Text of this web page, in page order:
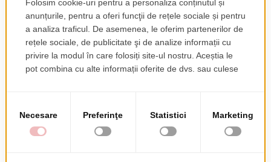
Câteva sfaturi practice atunci când alegi mobilierul:
● Investește în piese multifuncționale, care îți oferă mai
multe întrebuințări.
● Pune accent pe rezistență și durabilitate, pentru că
Frumusețea unui spațiu nu trebuie să fie în detrimentul
funcționalității.